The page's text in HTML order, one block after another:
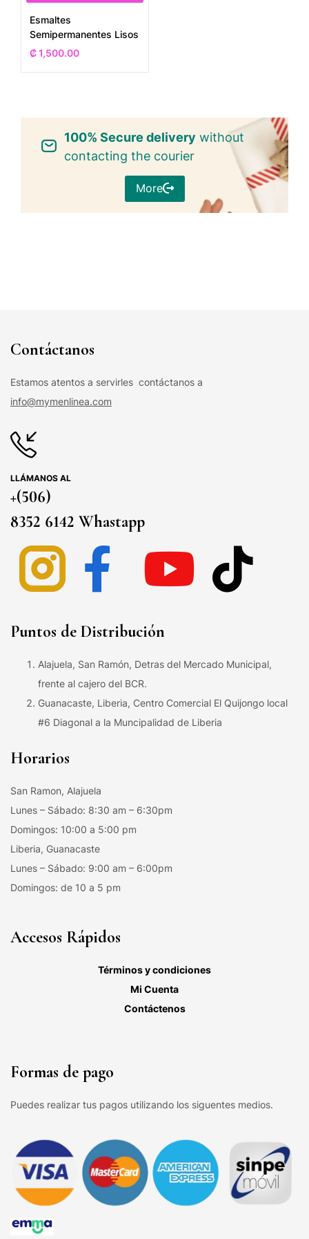
Esmaltes
Semipermanentes Lisos
₡1,500.00
100% Secure delivery without
contacting the courier
More
Contáctanos
Estamos atentos a servirles contáctanos a
info@mymenlinea.com
LLÁMANOS AL
+(506)
8352 6142 Whastapp
Puntos de Distribución
Alajuela, San Ramón, Detras del Mercado Municipal,
frente al cajero del BCR.
Guanacaste, Liberia, Centro Comercial El Quijongo local
#6 Diagonal a la Muncipalidad de Liberia
Horarios
San Ramon, Alajuela
Lunes – Sábado: 8:30 am – 6:30pm
Domingos: 10:00 a 5:00 pm
Liberia, Guanacaste
Lunes – Sábado: 9:00 am – 6:00pm
Domingos: de 10 a 5 pm
Accesos Rápidos
Términos y condiciones
Mi Cuenta
Contáctenos
Formas de pago
Puedes realizar tus pagos utilizando los siguentes medios.